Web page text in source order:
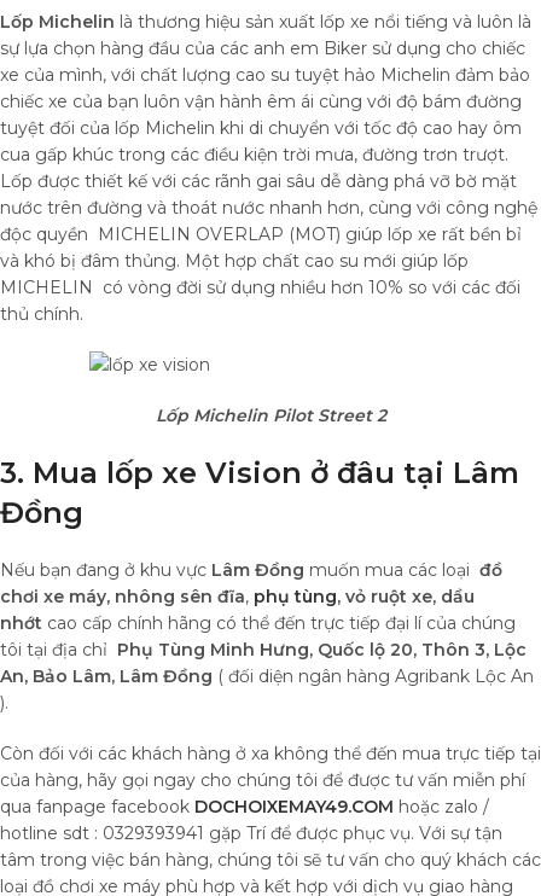
Lốp Michelin là thương hiệu sản xuất lốp xe nổi tiếng và luôn là
sự lựa chọn hàng đầu của các anh em Biker sử dụng cho chiếc
xe của mình, với chất lượng cao su tuyệt hảo Michelin đảm bảo
chiếc xe của bạn luôn vận hành êm ái cùng với độ bám đường
tuyệt đối của lốp Michelin khi di chuyển với tốc độ cao hay ôm
cua gấp khúc trong các điều kiện trời mưa, đường trơn trượt.
Lốp được thiết kế với các rãnh gai sâu dễ dàng phá vỡ bờ mặt
nước trên đường và thoát nước nhanh hơn, cùng với công nghệ
độc quyền MICHELIN OVERLAP (MOT) giúp lốp xe rất bền bỉ
và khó bị đâm thủng. Một hợp chất cao su mới giúp lốp
MICHELIN có vòng đời sử dụng nhiều hơn 10% so với các đối
thủ chính.
Lốp Michelin Pilot Street 2
3. Mua lốp xe Vision ở đâu tại Lâm
Đồng
Nếu bạn đang ở khu vực Lâm Đồng muốn mua các loại đồ
chơi xe máy, nhông sên đĩa, phụ tùng, vỏ ruột xe, dầu
nhớt cao cấp chính hãng có thể đến trực tiếp đại lí của chúng
tôi tại địa chỉ Phụ Tùng Minh Hưng, Quốc lộ 20, Thôn 3, Lộc
An, Bảo Lâm, Lâm Đồng ( đối diện ngân hàng Agribank Lộc An
).
Còn đối với các khách hàng ở xa không thể đến mua trực tiếp tại
của hàng, hãy gọi ngay cho chúng tôi để được tư vấn miễn phí
qua fanpage facebook DOCHOIXEMAY49.COM hoặc zalo /
hotline sdt : 0329393941 gặp Trí để được phục vụ. Với sự tận
tâm trong việc bán hàng, chúng tôi sẽ tư vấn cho quý khách các
loại đồ chơi xe máy phù hợp và kết hợp với dịch vụ giao hàng